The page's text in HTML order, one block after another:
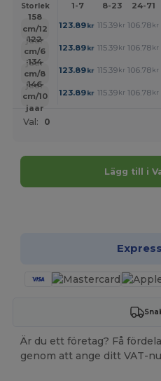
Storlek 1-7 8-23 24-71
158
cm/12
jaar
123.89kr 115.39 kr 106.78 kr
122
cm/6
jaar
123.89kr 115.39 kr 106.78 kr
134
cm/8
jaar
123.89kr 115.39 kr 106.78 kr
146
cm/10
jaar
123.89kr 115.39 kr 106.78 kr
Val: 0
Lägg till i
Är du ett företag? Få
genom att ange ditt VAT-